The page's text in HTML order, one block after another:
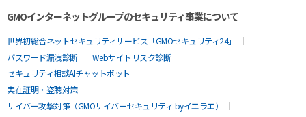
GMOインターネットグループのセキュリティ事業について
世界初総合ネットセキュリティサービス「GMOセキュリティ24」
パスワード漏洩診断
Webサイトリスク診断
セキュリティ相談AIチャットボット
実在証明・盗聴対策
サイバー攻撃対策（GMOサイバーセキュリティ byイエラエ）